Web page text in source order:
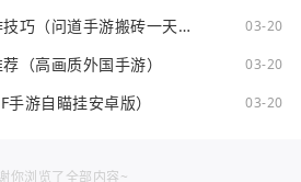
巧（问道手游搬砖一天可
03-20
（高画质外国手游） 03-20
手游自瞄挂安卓版） 03-20
你浏览了全部内容~